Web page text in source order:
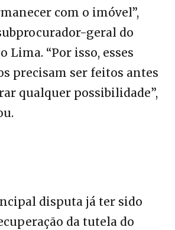
com o imóvel”,
geral do
Lima. “Por isso, esses
precisam ser feitos antes
qualquer possibilidade”,
disputa já ter sido
da tutela do